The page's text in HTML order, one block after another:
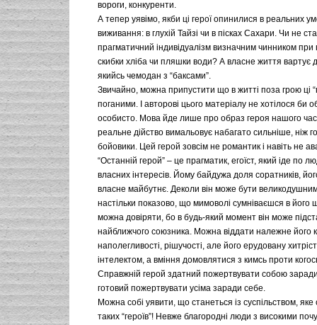
вороги, конкуренти.
А тепер уявімо, якби ці герої опинилися в реальних
виживання: в глухій Тайзі чи в пісках Сахари. Чи не
прагматичний індивідуалізм визначним чинником при
скибки хліба чи пляшки води? А власне життя вартує
якийсь чемодан з “баксами”.
Звичайно, можна припустити що в житті поза грою ці
поганими. І авторові цього матеріалу не хотілося би
особисто. Мова йде лише про образ героя нашого
реальне дійство вимальовує набагато сильніше, ніж
бойовики. Цей герой зовсім не романтик і навіть не
“Останній герой” – це прагматик, егоїст, який іде по
власних інтересів. Йому байдужа доля соратників,
власне майбутнє. Деколи він може бути
настільки показово, що мимоволі сумніваєшся в його
можна довіряти, бо в будь-який момент він може
найближчого союзника. Можна віддати належне його
наполегливості, рішучості, але його ерудовану
інтелектом, а вміння домовлятися з кимсь проти
Справжній герой здатний пожертвувати собою
готовий пожертвувати усіма заради себе.
Можна собі уявити, що станеться із суспільством, яке
таких “героїв”! Невже благородні люди з високими